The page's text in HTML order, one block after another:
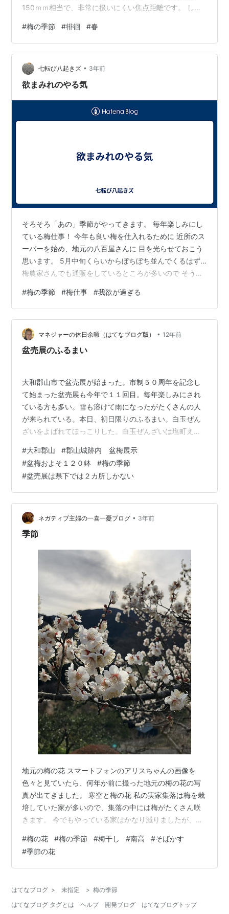
150ｍｍ相当で、非常に扱いにくい焦点距離です。 しか
で撮影するとこんな感じです。 このレンズ、古くて傷も
曇りも有るのですが・・・どうでしょう？ タム９のとろ
ける様なボケ方は無理みたいですが、ボケ具合はまあま
あかな？ 開放で撮れば良いのかも？ なにせ、一万円で手
に入れたレンズですから贅沢は言えません(*_*; 足元には
#梅の季節 #徘徊 #春
七転び八起きズ • 3年前
欲まみれのやる気
そろそろ「あの」季節がやってきます。 毎年楽しみにし
ている梅仕事！ 今年も良い梅を仕入れるために 近所のス
ーパーを始め、地元の八百屋さんに 目を光らせておこう
思います。 5月中旬くらいからぼちぼち並んでくるはず…
梅農家さんでも通販をしているところが多いので そうい
ころまだ利用したことがなく、 なんとなく勝手に敷居が
高い（？）と感じているので 今年もスーパーか八百屋さ
んになりそう。 一昨年から始めた梅シロップ・梅ジャム
に続き、去年は梅酒に挑戦。 シロップとジャムは今のと
ころ美味しくできてるから 同じ要領で作る予定。 梅酒は
#梅の季節 #梅仕事 #我欲が過ぎる
マネジャーの休日余暇（はてなブログ版） • 12年前
盆売展のふるまい
大和郡山市で盆売展が始まった。市制５０周年を記念し
て始まった盆売展も今年で１１回目。毎年楽しみにされ
ている方も多い。雪も溶けて雨になったがたくさんの人
が来られている。本日、初日限りのふるまい。白玉ぜん
ざいをよばれてほっこりした。白玉ぜんざいは塩町えび
（Ｈ２６． ２． ８ ＳＢ９３２ＳＨ撮影）
#大和郡山 #郡山城跡内 盆梅展示
#盆梅およそ１２０鉢 #梅の季節
#盆売展は県下では２カ所しかない
ネガティブ主婦の一喜一憂ブログ • 3年前
季節
地元の梅の花 スマートフォンのアリスちゃんの画像を
色々と見ていたら、何年か前に撮った地元の梅の花の写
真が出てきました。 寒空と梅の花 私の実家集落は梅を栽
培していた家が多いので、集落の中には梅がたくさん咲
きます。 今でもやっている家はかなり減りましたが、そ
読している方々のブログに梅の花がちょくちょく登場す
るようになり、実家周辺も咲いているのかな？と思いま
した。 知らんがな ５月から６月にかけては梅取りの季節
て、選果して袋詰めして、グリーンセンターという農産
品を置いてくれる施設に持って行く。 古…
#梅の花 #梅の季節 #梅干し #南高 #そばかす
#季節の花
はてなブログ > 未指定 > 梅の季節
はてなブログ タグとは
ヘルプ 開発ブログ はてなブログトップ